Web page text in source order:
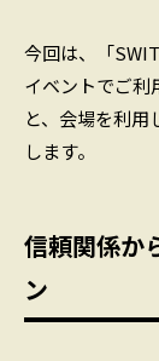
今回は、「
イベントでご利
と、会場を利
します。
信頼関係か
ン